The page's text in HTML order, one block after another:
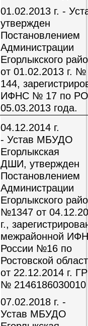
01.02.2013 г. -
утвержден
Постановлением
Администрации
Егорлыкского
от 01.02.2013 г. №
144,
ИФНС № 17 по РО
05.03.2013 года.
04.12.2014 г.
- Устав МБУДО
Егорлыкская
ДШИ, утвержден
Постановлением
Администрации
Егорлыкского
№1347 от
г.,
межрайонной
России №16 по
Ростовской
от 22.12.2014 г.
№ 2146186030010
07.02.2018 г. -
Устав МБУДО